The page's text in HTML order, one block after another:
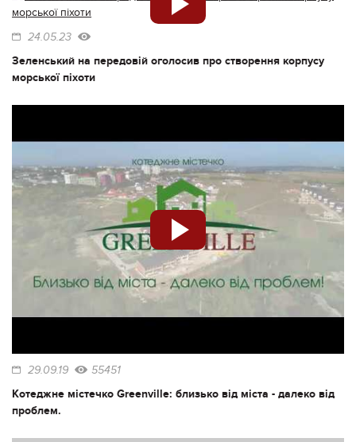
24.05.23
Зеленський на передовій оголосив про створення корпусу
морської піхоти
29.09.19 55451
Котеджне містечко Greenville: близько від міста - далеко від
проблем.